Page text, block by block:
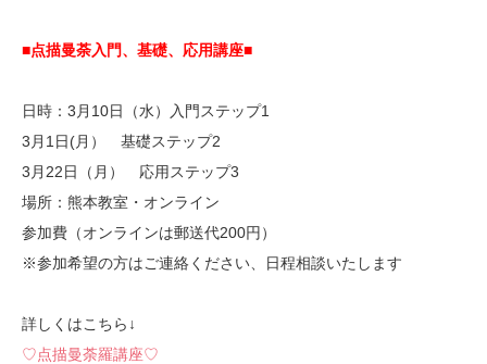
■点描曼荼入門、基礎、応用講座■
日時：3月10日（水）入門ステップ1
3月1日(月） 基礎ステップ2
3月22日（月） 応用ステップ3
場所：熊本教室・オンライン
参加費（オンラインは郵送代200円）
※参加希望の方はご連絡ください、日程相談いたします
詳しくはこちら↓
♡点描曼荼羅講座♡